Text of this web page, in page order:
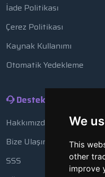
We
This
other
improve
İade Politikası
Çerez Politikası
Kaynak Kullanımı
Otomatik Yedekleme
Destek
Hakkımızda
Bize Ulaşın
SSS